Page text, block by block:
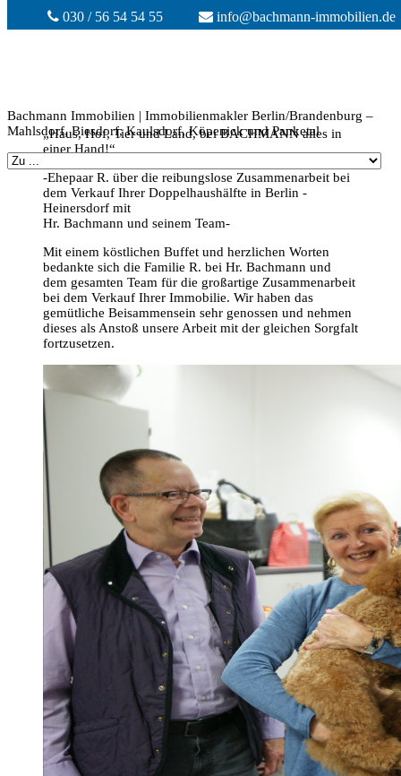
030 / 56 54 54 55 info@bachmann-immobilien.de
Bachmann Immobilien | Immobilienmakler Berlin/Brandenburg –
Mahlsdorf, Biesdorf, Kaulsdorf, Köpenick und Panketal
„Haus, Hof, Tier und Land, bei BACHMANN alles in
einer Hand!“
-Ehepaar R. über die reibungslose Zusammenarbeit bei
dem Verkauf Ihrer Doppelhaushälfte in Berlin -
Heinersdorf mit
Hr. Bachmann und seinem Team-
Mit einem köstlichen Buffet und herzlichen Worten
bedankte sich die Familie R. bei Hr. Bachmann und
dem gesamten Team für die großartige Zusammenarbeit
bei dem Verkauf Ihrer Immobilie. Wir haben das
gemütliche Beisammensein sehr genossen und nehmen
dieses als Anstoß unsere Arbeit mit der gleichen Sorgfalt
fortzusetzen.